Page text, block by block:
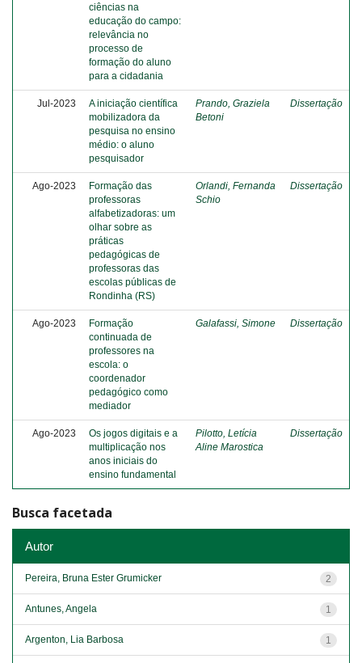
ciências na
educação do campo:
relevância no
processo de
formação do aluno
para a cidadania
Jul-2023
A iniciação científica
mobilizadora da
pesquisa no ensino
médio: o aluno
pesquisador
Prando, Graziela
Betoni
Dissertação
Ago-2023
Formação das
professoras
alfabetizadoras: um
olhar sobre as
práticas
pedagógicas de
professoras das
escolas públicas de
Rondinha (RS)
Orlandi, Fernanda
Schio
Dissertação
Ago-2023
Formação
continuada de
professores na
escola: o
coordenador
pedagógico como
mediador
Galafassi, Simone Dissertação
Ago-2023
Os jogos digitais e a
multiplicação nos
anos iniciais do
ensino fundamental
Pilotto, Letícia
Aline Marostica
Dissertação
Busca facetada
Autor
2
Pereira, Bruna Ester Grumicker
1
Antunes, Angela
1
Argenton, Lia Barbosa